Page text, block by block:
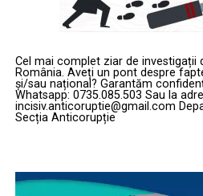
Cel mai complet ziar de investigații
România. Aveți un pont despre
și/sau național? Garantăm
Whatsapp: 0735.085.503 Sau la
incisiv.anticoruptie@gmail.com
Secția Anticorupție
Player
video